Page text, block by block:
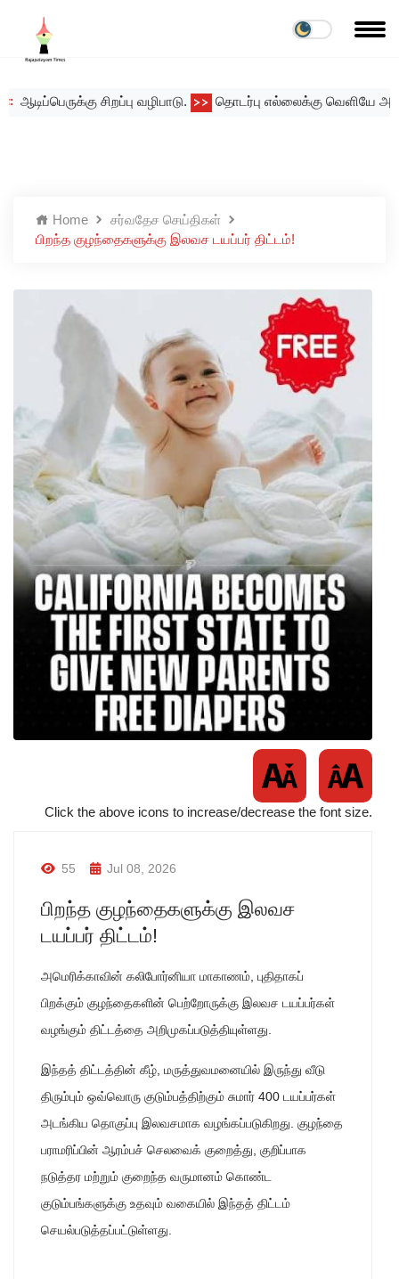
சிறப்பு வழிபாடு. >> தொடர்பு எல்லைக்கு வெளியே
Home
சர்வதேச செய்திகள்
பிறந்த குழந்தைகளுக்கு இலவச டயப்பர் திட்டம்!
Click the above icons to increase/decrease the font size.
55 Jul 08, 2026
பிறந்த குழந்தைகளுக்கு இலவச
டயப்பர் திட்டம்!
அமெரிக்காவின் கலிபோர்னியா மாகாணம், புதிதாகப்
பிறக்கும் குழந்தைகளின் பெற்றோருக்கு இலவச டயப்பர்கள்
வழங்கும் திட்டத்தை அறிமுகப்படுத்தியுள்ளது.
இந்தத் திட்டத்தின் கீழ், மருத்துவமனையில் இருந்து வீடு
திரும்பும் ஒவ்வொரு குடும்பத்திற்கும் சுமார் 400 டயப்பர்கள்
அடங்கிய தொகுப்பு இலவசமாக வழங்கப்படுகிறது. குழந்தை
பராமரிப்பின் ஆரம்பச் செலவைக் குறைத்து, குறிப்பாக
நடுத்தர மற்றும் குறைந்த வருமானம் கொண்ட
குடும்பங்களுக்கு உதவும் வகையில் இந்தத் திட்டம்
செயல்படுத்தப்பட்டுள்ளது.